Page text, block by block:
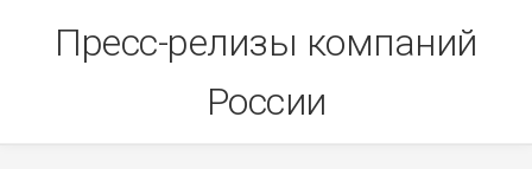
Пресс-релизы компаний
России